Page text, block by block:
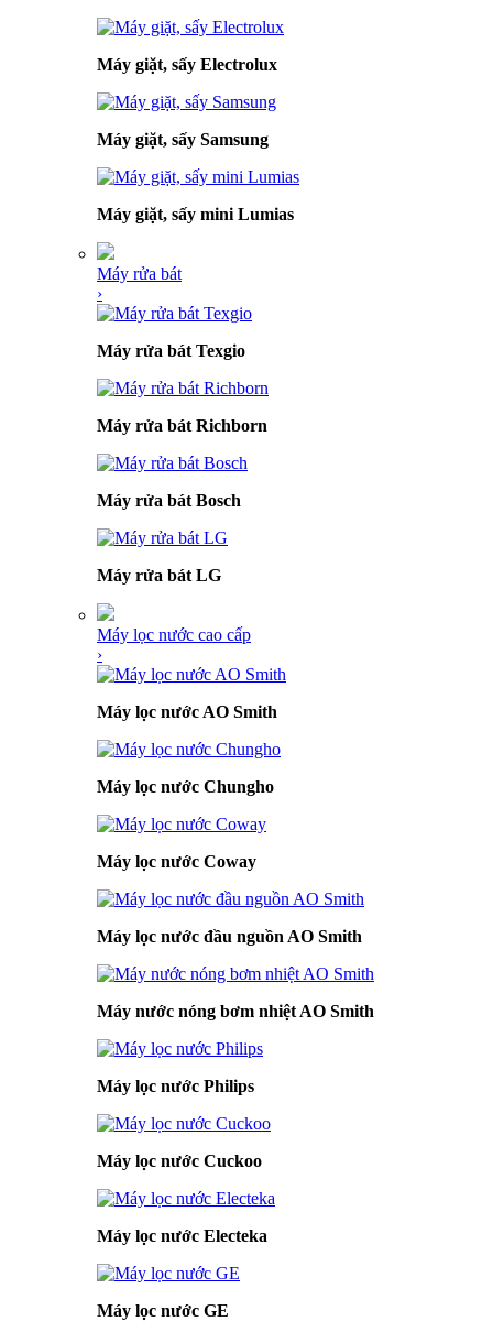
Máy giặt, sấy Electrolux
Máy giặt, sấy Samsung
Máy giặt, sấy mini Lumias
Máy rửa bát
›
Máy rửa bát Texgio
Máy rửa bát Richborn
Máy rửa bát Bosch
Máy rửa bát LG
Máy lọc nước cao cấp
›
Máy lọc nước AO Smith
Máy lọc nước Chungho
Máy lọc nước Coway
Máy lọc nước đầu nguồn AO Smith
Máy nước nóng bơm nhiệt AO Smith
Máy lọc nước Philips
Máy lọc nước Cuckoo
Máy lọc nước Electeka
Máy lọc nước GE